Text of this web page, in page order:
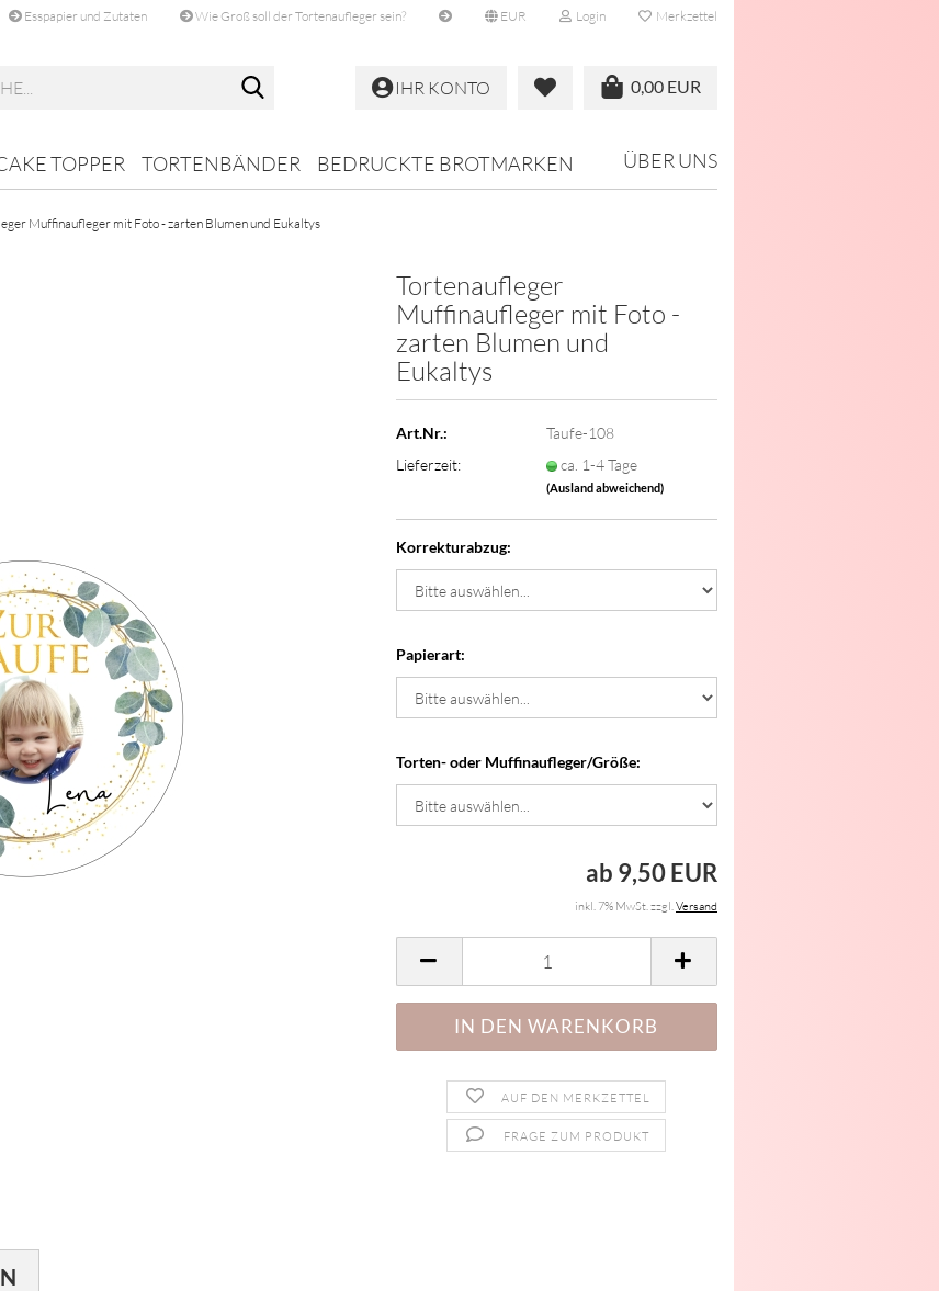
Esspapier und Zutaten Wie Groß soll der Tortenaufleger sein? EUR Login Merkzettel
0,00 EUR
IHR KONTO
TOPPER TORTENBÄNDER BEDRUCKTE BROTMARKEN ÜBER UNS
Muffinaufleger mit Foto - zarten Blumen und Eukaltys
Tortenaufleger
Muffinaufleger mit Foto -
zarten Blumen und
Eukaltys
Art.Nr.:
Taufe-108
Lieferzeit:
ca. 1-4 Tage
(Ausland abweichend)
Korrekturabzug:
Papierart:
Torten- oder Muffinaufleger/Größe:
ab 9,50 EUR
inkl. 7% MwSt. zzgl.Versand
AUF DEN MERKZETTEL
FRAGE ZUM PRODUKT